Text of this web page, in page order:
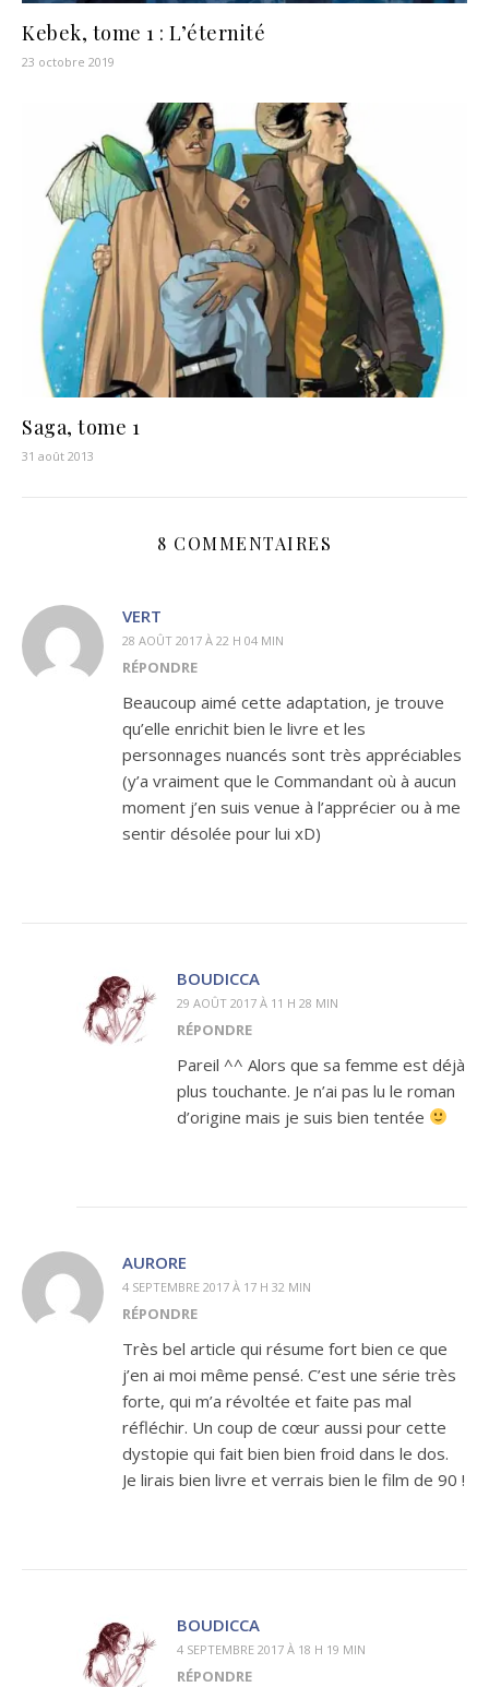
Kebek, tome 1 : L’éternité
23 octobre 2019
Saga, tome 1
31 août 2013
8 COMMENTAIRES
VERT
28 AOÛT 2017 À 22 H 04 MIN
RÉPONDRE
Beaucoup aimé cette adaptation, je trouve
qu’elle enrichit bien le livre et les
personnages nuancés sont très appréciables
(y’a vraiment que le Commandant où à aucun
moment j’en suis venue à l’apprécier ou à me
sentir désolée pour lui xD)
BOUDICCA
29 AOÛT 2017 À 11 H 28 MIN
RÉPONDRE
Pareil ^^ Alors que sa femme est déjà
plus touchante. Je n’ai pas lu le roman
d’origine mais je suis bien tentée
AURORE
4 SEPTEMBRE 2017 À 17 H 32 MIN
RÉPONDRE
Très bel article qui résume fort bien ce que
j’en ai moi même pensé. C’est une série très
forte, qui m’a révoltée et faite pas mal
réfléchir. Un coup de cœur aussi pour cette
dystopie qui fait bien bien froid dans le dos.
Je lirais bien livre et verrais bien le film de 90 !
BOUDICCA
4 SEPTEMBRE 2017 À 18 H 19 MIN
RÉPONDRE